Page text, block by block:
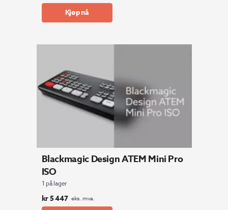
Kjøp nå
Blackmagic Design ATEM Mini Pro
ISO
1 på lager
kr5 447 eks. mva.